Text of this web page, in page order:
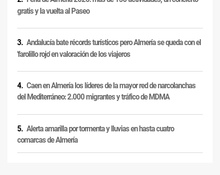
gratis y la vuelta al Paseo
Andalucía bate récords turísticos pero Almería se queda con el
'farolillo rojo' en valoración de los viajeros
Caen en Almería los líderes de la mayor red de narcolanchas
del Mediterráneo: 2.000 migrantes y tráfico de MDMA
Alerta amarilla por tormenta y lluvias en hasta cuatro
comarcas de Almería